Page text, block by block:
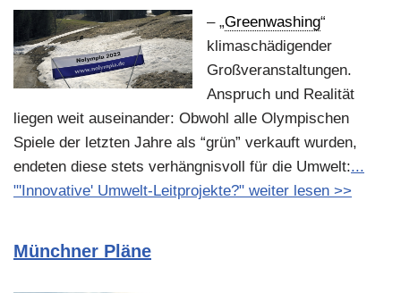
– „Greenwashing“
klimaschädigender
Großveranstaltungen.
Anspruch und Realität
liegen weit auseinander: Obwohl alle Olympischen
Spiele der letzten Jahre als “grün” verkauft wurden,
endeten diese stets verhängnisvoll für die Umwelt:...
"'Innovative' Umwelt-Leitprojekte?" weiter lesen >>
Münchner Pläne